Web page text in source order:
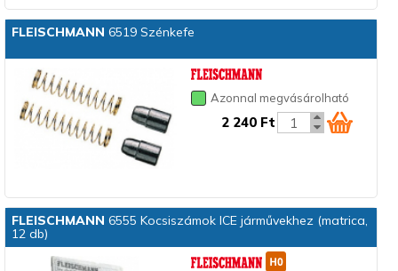
FLEISCHMANN 6519 Szénkefe
Azonnal megvásárolható
2 240 Ft
FLEISCHMANN 6555 Kocsiszámok ICE járművekhez (matrica,
12 db)